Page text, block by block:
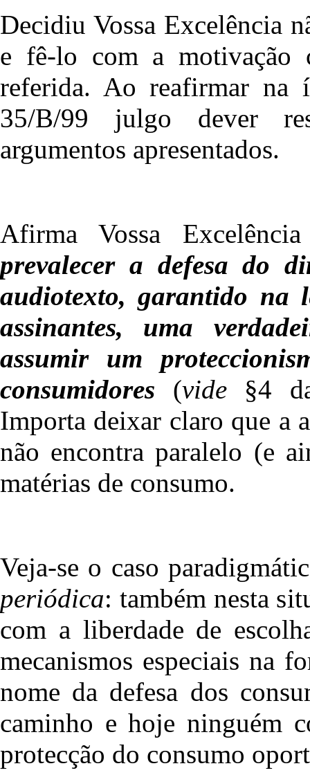
Decidiu Vossa Excelência
e fê-lo com a motivação
referida. Ao reafirmar na
35/B/99 julgo dever
argumentos apresentados.
Afirma Vossa
prevalecer a defesa do
audiotexto, garantido na
assinantes, uma
assumir um
consumidores
(vide §4
Importa deixar claro que a
não encontra paralelo (e
matérias de consumo.
Veja-se o caso
periódica: também nesta
com a liberdade de
mecanismos especiais na
nome da defesa dos
caminho e hoje ninguém
protecção do consumo